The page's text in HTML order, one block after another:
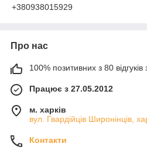
+380938015929
Про нас
100% позитивних з 80 відгуків
Працює з 27.05.2012
м. харків
вул. Гвардійців Широнінців,
Контакти